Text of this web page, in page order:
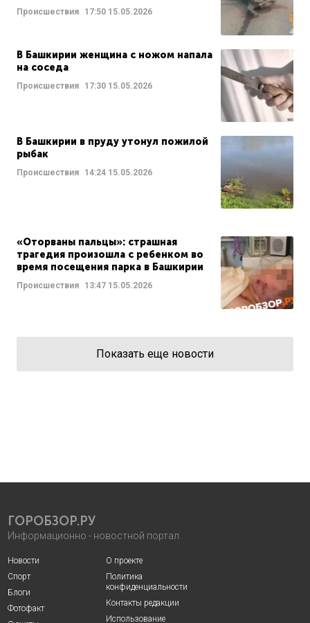
Происшествия 17:50 15.05.2026
В Башкирии женщина с ножом напала
на соседа
Происшествия 17:30 15.05.2026
В Башкирии в пруду утонул пожилой
рыбак
Происшествия 14:24 15.05.2026
«Оторваны пальцы»: страшная
трагедия произошла с ребенком во
время посещения парка в Башкирии
Происшествия 13:47 15.05.2026
Показать еще новости
ГОРОБЗОР.РУ
Информационно - новостной портал
Новости
Спорт
Блоги
Фотофакт
О проекте
Политика
конфиденциальности
Контакты редакции
Использование